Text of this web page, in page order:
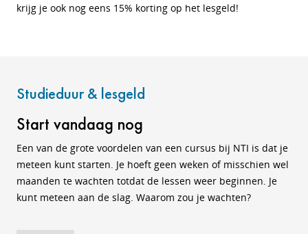
krijg je ook nog eens 15% korting op het lesgeld!
Studieduur & lesgeld
Start vandaag nog
Een van de grote voordelen van een cursus bij NTI is dat je
meteen kunt starten. Je hoeft geen weken of misschien wel
maanden te wachten totdat de lessen weer beginnen. Je
kunt meteen aan de slag. Waarom zou je wachten?